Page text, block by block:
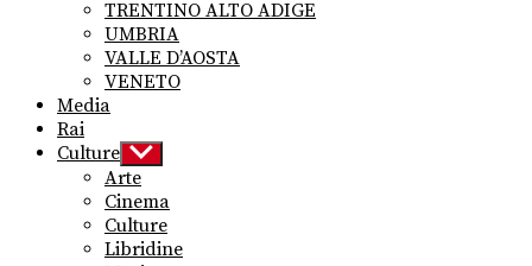
TRENTINO ALTO ADIGE
UMBRIA
VALLE D’AOSTA
VENETO
Media
Rai
Culture Show
sub
menu
Arte
Cinema
Culture
Libridine